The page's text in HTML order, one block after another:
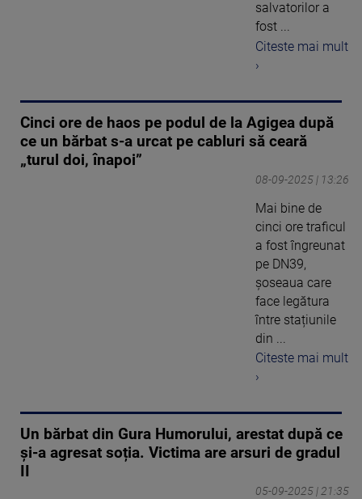
salvatorilor a
fost ...
Citeste mai mult
›
Cinci ore de haos pe podul de la Agigea după
ce un bărbat s-a urcat pe cabluri să ceară
„turul doi, înapoi”
08-09-2025 | 13:26
Mai bine de
cinci ore traficul
a fost îngreunat
pe DN39,
șoseaua care
face legătura
între stațiunile
din ...
Citeste mai mult
›
Un bărbat din Gura Humorului, arestat după ce
și-a agresat soția. Victima are arsuri de gradul
05-09-2025 | 21:35